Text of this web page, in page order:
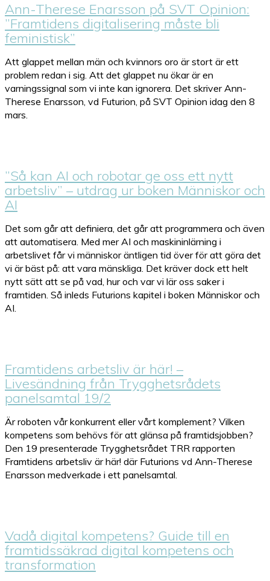
Ann-Therese Enarsson på SVT Opinion:
”Framtidens digitalisering måste bli
feministisk”
Att glappet mellan män och kvinnors oro är stort är ett
problem redan i sig. Att det glappet nu ökar är en
varningssignal som vi inte kan ignorera. Det skriver Ann-
Therese Enarsson, vd Futurion, på SVT Opinion idag den 8
mars.
”Så kan AI och robotar ge oss ett nytt
arbetsliv” – utdrag ur boken Människor och
AI
Det som går att definiera, det går att programmera och även
att automatisera. Med mer AI och maskininlärning i
arbetslivet får vi människor äntligen tid över för att göra det
vi är bäst på: att vara mänskliga. Det kräver dock ett helt
nytt sätt att se på vad, hur och var vi lär oss saker i
framtiden. Så inleds Futurions kapitel i boken Människor och
AI.
Framtidens arbetsliv är här! –
Livesändning från Trygghetsrådets
panelsamtal 19/2
Är roboten vår konkurrent eller vårt komplement? Vilken
kompetens som behövs för att glänsa på framtidsjobben?
Den 19 presenterade Trygghetsrådet TRR rapporten
Framtidens arbetsliv är här! där Futurions vd Ann-Therese
Enarsson medverkade i ett panelsamtal.
Vadå digital kompetens? Guide till en
framtidssäkrad digital kompetens och
transformation